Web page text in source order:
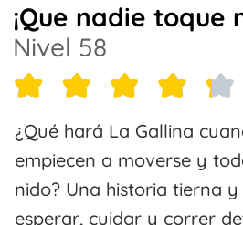
¡Que nadie toque
Nivel 58
¿Qué hará La Gallina
empiecen a moverse y
nido? Una historia tierna
esperar, cuidar y correr